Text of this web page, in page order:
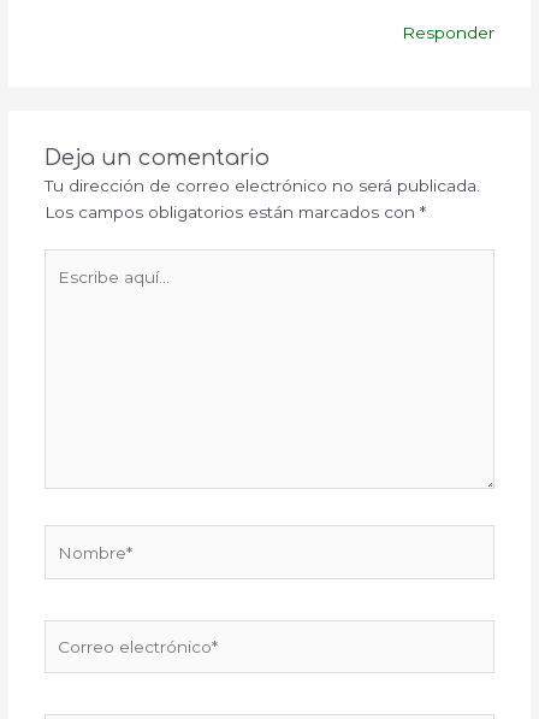
Responder
Deja un comentario
Tu dirección de correo electrónico no será publicada.
Los campos obligatorios están marcados con *
aquí...
electrónico*